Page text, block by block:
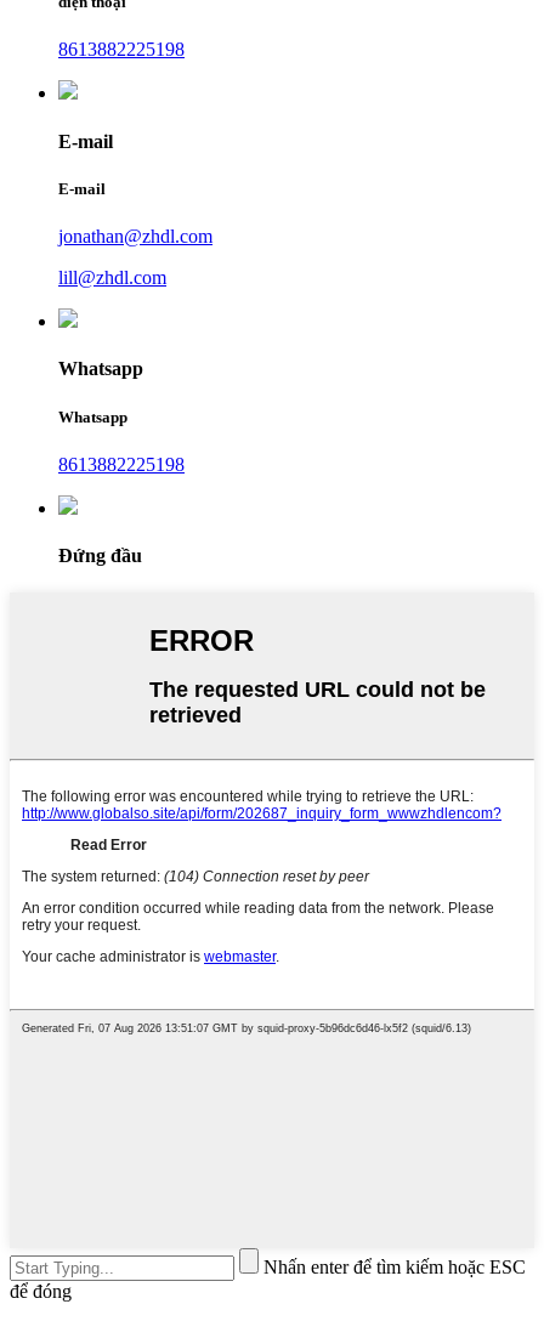
8613882225198
E-mail
E-mail
jonathan@zhdl.com
lill@zhdl.com
Whatsapp
Whatsapp
8613882225198
Đứng đầu
Nhấn enter để tìm kiếm hoặc ESC
để đóng